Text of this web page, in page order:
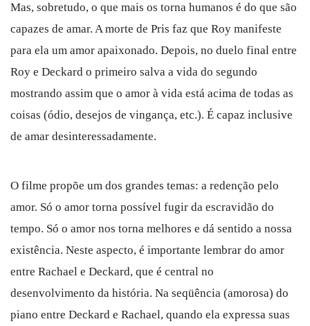
Mas, sobretudo, o que mais os torna humanos é do que são
capazes de amar. A morte de Pris faz que Roy manifeste
para ela um amor apaixonado. Depois, no duelo final entre
Roy e Deckard o primeiro salva a vida do segundo
mostrando assim que o amor à vida está acima de todas as
coisas (ódio, desejos de vingança, etc.). É capaz inclusive
de amar desinteressadamente.
O filme propõe um dos grandes temas: a redenção pelo
amor. Só o amor torna possível fugir da escravidão do
tempo. Só o amor nos torna melhores e dá sentido a nossa
existência. Neste aspecto, é importante lembrar do amor
entre Rachael e Deckard, que é central no
desenvolvimento da história. Na seqüência (amorosa) do
piano entre Deckard e Rachael, quando ela expressa suas